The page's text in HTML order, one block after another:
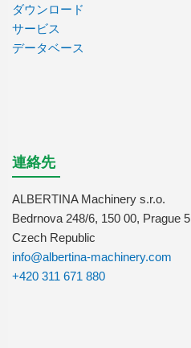
ダウンロード
サービス
データベース
連絡先
ALBERTINA Machinery s.r.o.
Bedrnova 248/6, 150 00, Prague 5
Czech Republic
info@albertina-machinery.com
+420 311 671 880